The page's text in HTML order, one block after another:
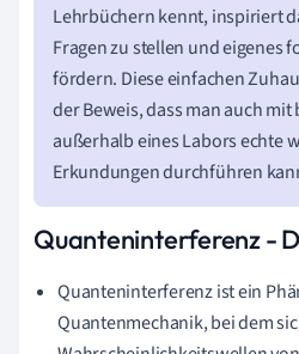
Lehrbüchern kennt, inspiriert
Fragen zu stellen und eigenes
fördern. Diese einfachen
der Beweis, dass man auch
außerhalb eines Labors echte
Erkundungen durchführen
Quanteninterferenz -
Quanteninterferenz ist ein
Quantenmechanik, bei dem